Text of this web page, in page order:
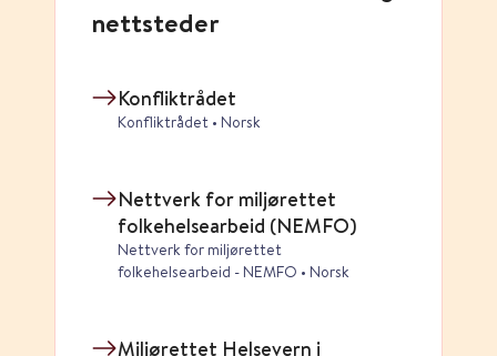
nettsteder
Konfliktrådet
Konfliktrådet • Norsk
Nettverk for miljørettet
folkehelsearbeid (NEMFO)
Nettverk for miljørettet
folkehelsearbeid - NEMFO • Norsk
Miljørettet Helsevern i